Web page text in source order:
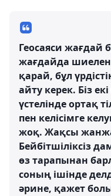
Геосаяси жағдай
жағдайда
қарай, бұл
айту керек. Біз
үстелінде ортақ
пен келісімге
жоқ. Жақсы
Бейбітшіліксіз
өз тарапынан
соның ішінде
әрине, қажет